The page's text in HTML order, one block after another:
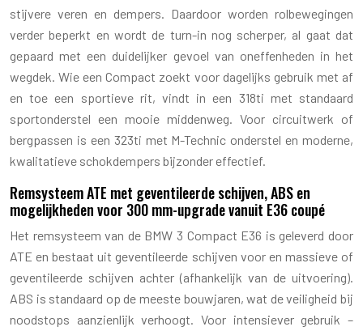
stijvere veren en dempers. Daardoor worden rolbewegingen
verder beperkt en wordt de turn-in nog scherper, al gaat dat
gepaard met een duidelijker gevoel van oneffenheden in het
wegdek. Wie een Compact zoekt voor dagelijks gebruik met af
en toe een sportieve rit, vindt in een 318ti met standaard
sportonderstel een mooie middenweg. Voor circuitwerk of
bergpassen is een 323ti met M-Technic onderstel en moderne,
kwalitatieve schokdempers bijzonder effectief.
Remsysteem ATE met geventileerde schijven, ABS en
mogelijkheden voor 300 mm-upgrade vanuit E36 coupé
Het remsysteem van de BMW 3 Compact E36 is geleverd door
ATE en bestaat uit geventileerde schijven voor en massieve of
geventileerde schijven achter (afhankelijk van de uitvoering).
ABS is standaard op de meeste bouwjaren, wat de veiligheid bij
noodstops aanzienlijk verhoogt. Voor intensiever gebruik –